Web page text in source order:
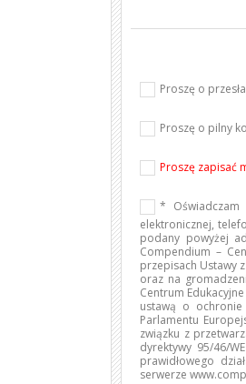
Proszę o
Proszę o pilny
Proszę zapisać
*
elektronicznej,
podany powyżej
Compendium –
przepisach Ustawy
oraz na
Centrum
ustawą o
Parlamentu
związku z
dyrektywy 95/46/
prawidłowego
serwerze